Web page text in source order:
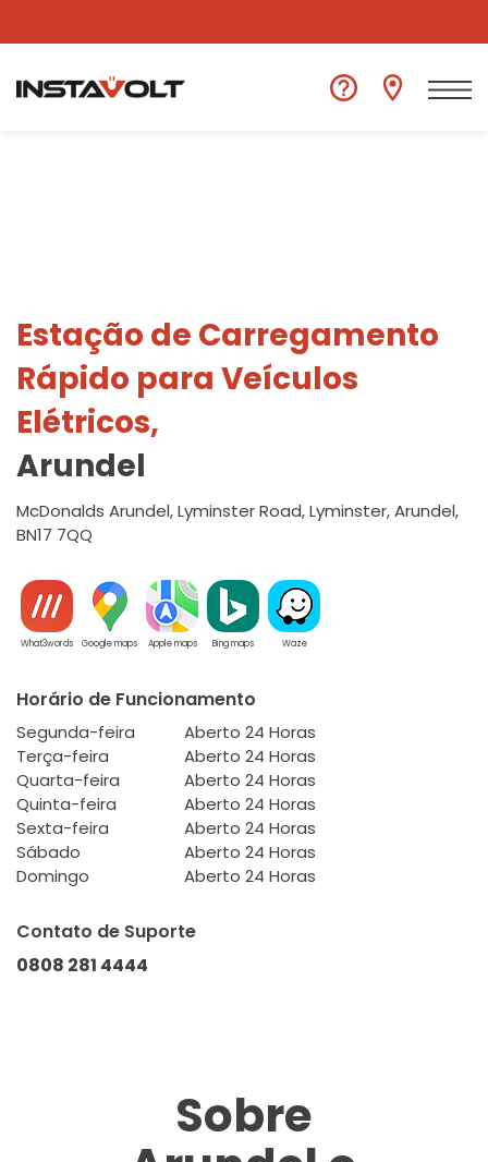
Ver outra localização
Estação de Carregamento
Rápido para Veículos
Elétricos,
Arundel
McDonalds Arundel, Lyminster Road, Lyminster, Arundel,
BN17 7QQ
What3words Google maps Apple maps Bing maps Waze
Horário de Funcionamento
Segunda-feira
Aberto 24 Horas
Terça-feira
Aberto 24 Horas
Quarta-feira
Aberto 24 Horas
Quinta-feira
Aberto 24 Horas
Sexta-feira
Aberto 24 Horas
Sábado
Aberto 24 Horas
Domingo
Aberto 24 Horas
Contato de Suporte
0808 281 4444
Sobre